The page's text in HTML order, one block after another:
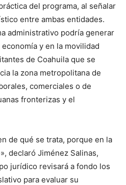
del programa, al señalar
entre ambas entidades.
administrativo podría generar
y en la movilidad
de Coahuila que se
la zona metropolitana de
comerciales o de
fronterizas y el
de qué se trata, porque en la
declaró Jiménez Salinas,
jurídico revisará a fondo los
para evaluar su